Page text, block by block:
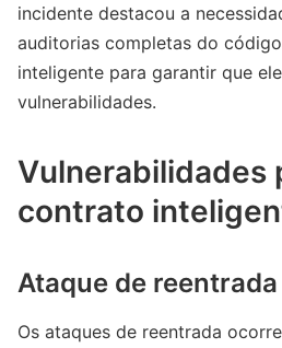
incidente destacou a
auditorias completas do
inteligente para garantir que
vulnerabilidades.
Vulnerabilidades
contrato
Ataque de reentrada
Os ataques de reentrada